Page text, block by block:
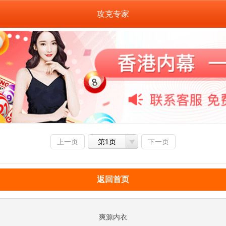
攻克专家
上一页 第1页 下一页
返回首页
爽源内衣